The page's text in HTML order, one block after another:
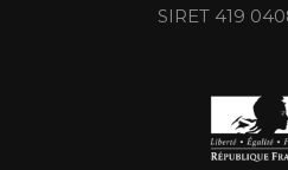
SIRET 419